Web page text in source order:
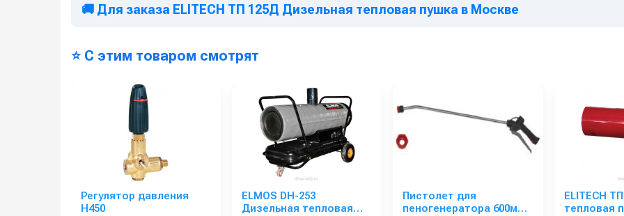
🚚 Для заказа ELITECH ТП 125Д Дизельная тепловая пушка в Москве
⭐ С этим товаром смотрят
Регулятор давления
H450
ELMOS DH-253
Дизельная тепловая
Пистолет для
пеногенератора 600мм.
ELITECH
тепловая